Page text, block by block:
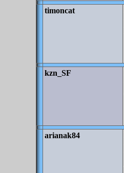
timoncat
kzn_SF
arianak84